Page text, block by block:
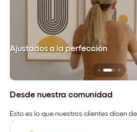
Ajustados a la perfección
Desde nuestra comunidad
Esto es lo que nuestros clientes dicen